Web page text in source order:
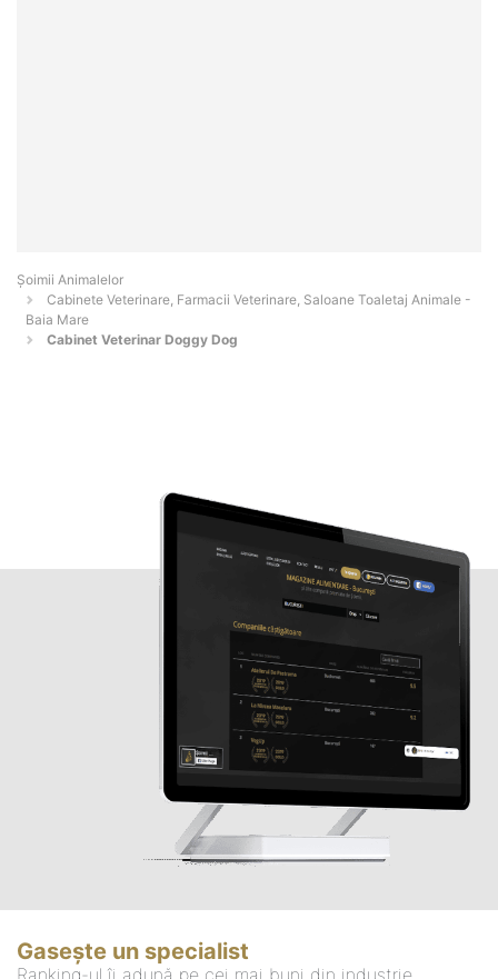
Şoimii Animalelor
Cabinete Veterinare, Farmacii Veterinare, Saloane Toaletaj Animale -
Baia Mare
Cabinet Veterinar Doggy Dog
Gasește un specialist